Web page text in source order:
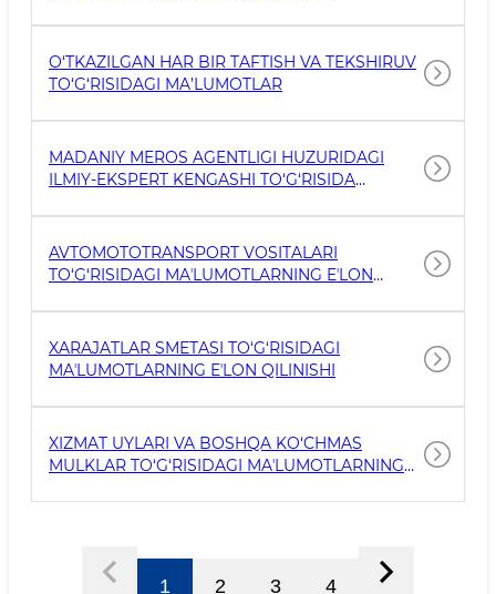
O‘TKAZILGAN HAR BIR TAFTISH VA TEKSHIRUV
TO‘G‘RISIDAGI MA’LUMOTLAR
MADANIY MEROS AGENTLIGI HUZURIDAGI
ILMIY-EKSPERT KENGASHI TO‘G‘RISIDA
AVTOMOTOTRANSPORT VOSITALARI
TO‘G‘RISIDAGI MAʼLUMOTLARNING EʼLON
XARAJATLAR SMETASI TO‘G‘RISIDAGI
MAʼLUMOTLARNING EʼLON QILINISHI
XIZMAT UYLARI VA BOSHQA KO‘CHMAS
MULKLAR TO‘G‘RISIDAGI MAʼLUMOTLARNING
1 2 3 4